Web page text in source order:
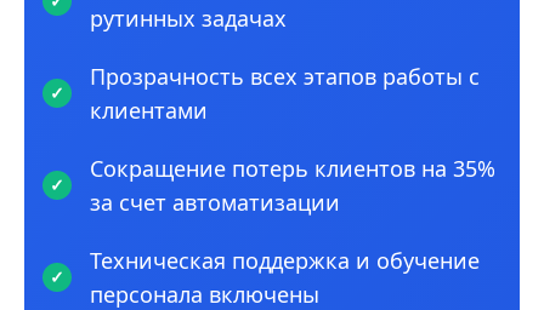
рутинных задачах
Прозрачность всех этапов работы с
клиентами
Сокращение потерь клиентов на 35%
за счет автоматизации
Техническая поддержка и обучение
персонала включены